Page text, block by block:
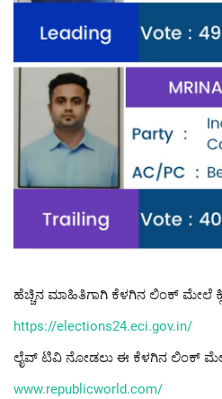
ಹೆಚ್ಚಿನ ಮಾಹಿತಿಗಾಗಿ ಕೆಳಗಿನ ಲಿಂಕ್ ಮೇಲೆ
https://elections24.eci.gov.in/
ಲೈವ್ ಟಿವಿ ನೋಡಲು ಈ ಕೆಳಗಿನ ಲಿಂಕ್
www.republicworld.com/